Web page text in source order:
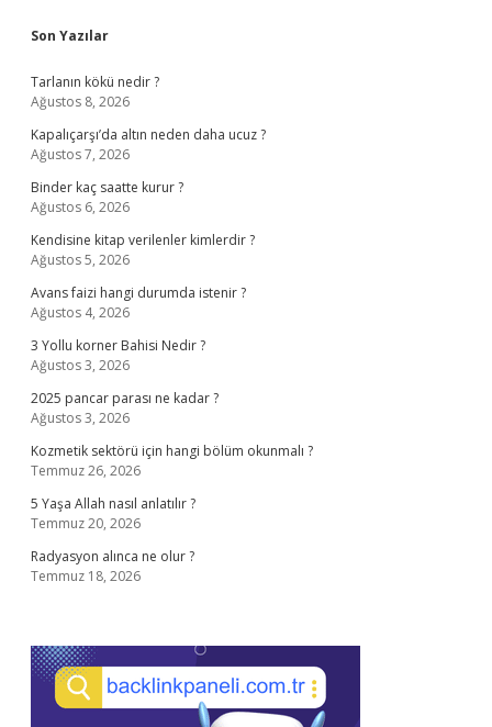
Sidebar
Son Yazılar
Tarlanın kökü nedir ?
Ağustos 8, 2026
Kapalıçarşı’da altın neden daha ucuz ?
Ağustos 7, 2026
Binder kaç saatte kurur ?
Ağustos 6, 2026
Kendisine kitap verilenler kimlerdir ?
Ağustos 5, 2026
Avans faizi hangi durumda istenir ?
Ağustos 4, 2026
3 Yollu korner Bahisi Nedir ?
Ağustos 3, 2026
2025 pancar parası ne kadar ?
Ağustos 3, 2026
Kozmetik sektörü için hangi bölüm okunmalı ?
Temmuz 26, 2026
5 Yaşa Allah nasıl anlatılır ?
Temmuz 20, 2026
Radyasyon alınca ne olur ?
Temmuz 18, 2026